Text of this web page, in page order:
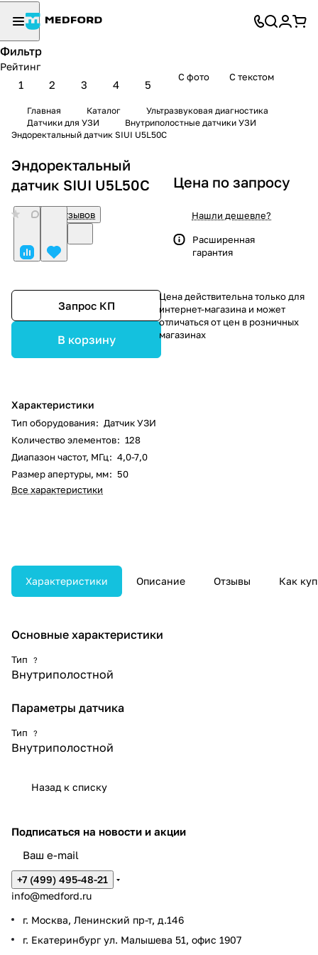
Фильтр
Рейтинг
1 2 3 4 5
С фото С текстом
Главная Каталог
Ультразвуковая диагностика
Датчики для УЗИ
Внутриполостные датчики УЗИ
Эндоректальный датчик SIUI U5L50C
Эндоректальный
датчик SIUI U5L50C
Нет отзывов
Запрос КП
В корзину
Характеристики
Тип оборудования: Датчик УЗИ
Количество элементов: 128
Диапазон частот, МГц: 4,0-7,0
Размер апертуры, мм: 50
Все характеристики
Цена по запросу
Нашли дешевле?
Расширенная
гарантия
Цена действительна только для
интернет-магазина и может
отличаться от цен в розничных
магазинах
Характеристики Описание Отзывы Как
Основные характеристики
Тип ?
Внутриполостной
Параметры датчика
Тип ?
Внутриполостной
Назад к списку
Подписаться на новости и акции
+7 (499) 495-48-21
info@medford.ru
г. Москва, Ленинский пр-т, д.146
г. Екатеринбург ул. Малышева 51, офис 1907